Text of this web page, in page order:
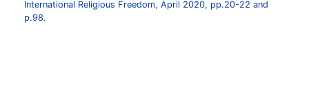
International Religious Freedom, April 2020, pp.20-22 and
p.98.